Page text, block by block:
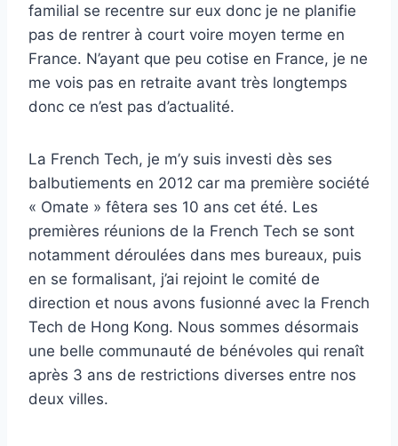
familial se recentre sur eux donc je ne planifie
pas de rentrer à court voire moyen terme en
France. N’ayant que peu cotise en France, je ne
me vois pas en retraite avant très longtemps
donc ce n’est pas d’actualité.
La French Tech, je m’y suis investi dès ses
balbutiements en 2012 car ma première société
« Omate » fêtera ses 10 ans cet été. Les
premières réunions de la French Tech se sont
notamment déroulées dans mes bureaux, puis
en se formalisant, j’ai rejoint le comité de
direction et nous avons fusionné avec la French
Tech de Hong Kong. Nous sommes désormais
une belle communauté de bénévoles qui renaît
après 3 ans de restrictions diverses entre nos
deux villes.